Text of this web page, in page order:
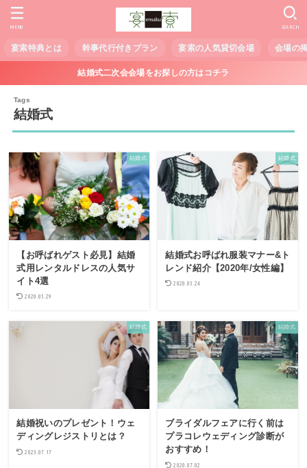
宴索特典とは 幹事代行付きプラン 宴索の人気貸切会場 会場の
SEARCH
MENU
結婚式二次会会場をお探しの方はコチラ
結婚式
結婚式
【お呼ばれゲスト必見】結婚
式用レンタルドレスの人気サ
イト4選
2020.05.29
結婚式
結婚式お呼ばれ服装マナー&ト
レンド紹介【2020年/女性編】
2020.05.24
結婚式
結婚祝いのプレゼント！ウェ
ディングレジストリとは？
2023.07.17
結婚式
ブライダルフェアに行く前は
プラコレウェディング診断が
おすすめ！
2020.07.02